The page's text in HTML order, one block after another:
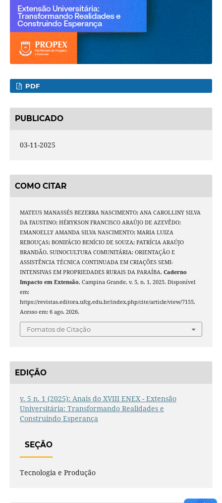
PDF
PUBLICADO
03-11-2025
COMO CITAR
MATEUS MANASSÉS BEZERRA NASCIMENTO; ANA CAROLLINY SILVA
DA FAUSTINO; HÉRYKSON FRANCISCO ARAÚJO DE AZEVÊDO;
EMANOELLY AMANDA SILVA NASCIMENTO; MARIA LUIZA
REBOUÇAS; BONIFÁCIO BENÍCIO DE SOUZA; PATRÍCIA ARAÚJO
BRANDÃO. SUINOCULTURA COMUNITÁRIA: ORIENTAÇÃO E
ASSISTÊNCIA TÉCNICA CONTINUADA EM CRIAÇÕES SEMI-
INTENSIVAS EM PROPRIEDADES RURAIS DA PARAÍBA. Caderno
Impacto em Extensão, Campina Grande, v. 5, n. 1, 2025. Disponível
em:
https://revistas.editora.ufcg.edu.br/index.php/cite/article/view/7155.
Acesso em: 6 ago. 2026.
Fomatos de Citação
EDIÇÃO
v. 5 n. 1 (2025): Anais do XVIII ENEX - Extensão
Universitária: Transformando Realidades e
Construindo Esperança
SEÇÃO
Tecnologia e Produção